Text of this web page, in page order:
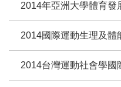
2014年亞洲大學體育發
2014國際運動生理及體
2014台灣運動社會學國